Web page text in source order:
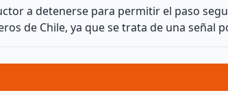
a detenerse para permitir el paso
de Chile, ya que se trata de una señal